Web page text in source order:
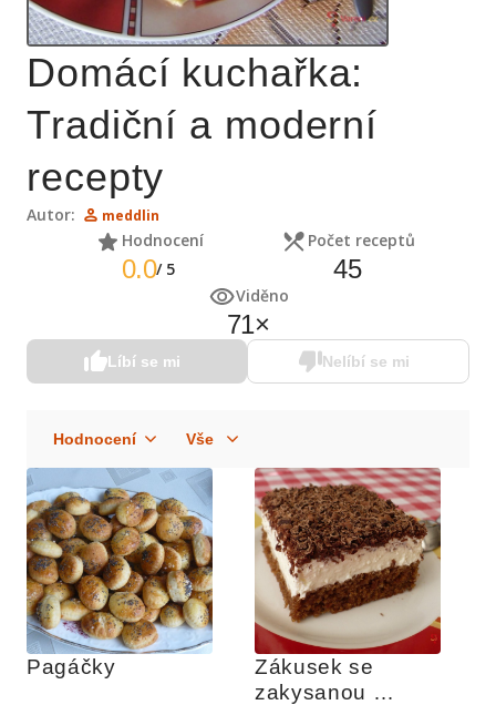
Domácí kuchařka:
Tradiční a moderní
recepty
Autor: meddlin
Hodnocení
0.0/ 5
Počet receptů
45
Viděno
71×
Líbí se mi Nelíbí se mi
Pagáčky
Zákusek se
zakysanou